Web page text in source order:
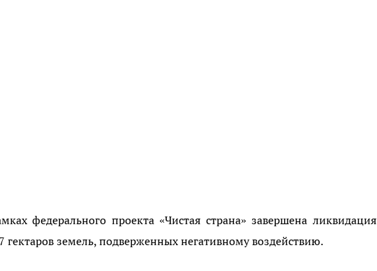
федерального проекта «Чистая страна» завершена ликвидация
гектаров земель, подверженных негативному воздействию.